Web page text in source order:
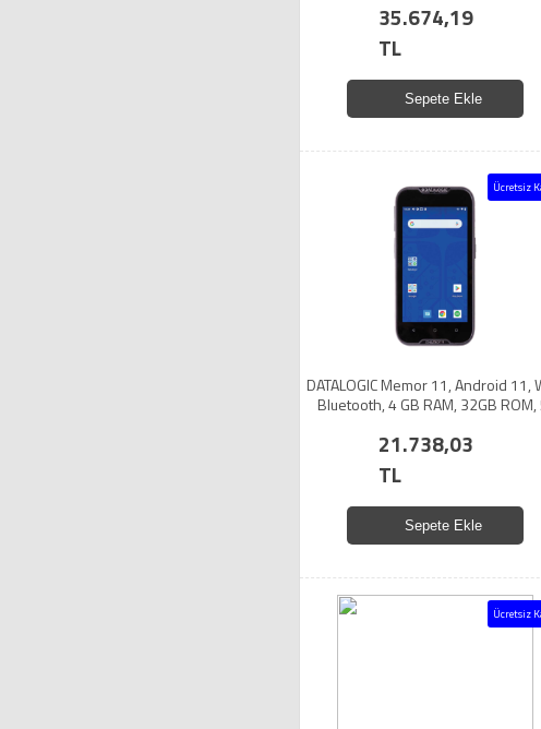
Ekran, El Terminali
35.674,19
TL
Sepete Ekle
Ücretsiz
DATALOGIC Memor 11, Android 11,
Bluetooth, 4 GB RAM, 32GB ROM,
Terminali (Kılıf yok)
21.738,03
TL
Sepete Ekle
Ücretsiz